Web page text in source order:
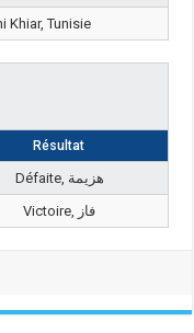
Khiar, Tunisie
Résultat
Défaite, هزيمة
Victoire, فاز